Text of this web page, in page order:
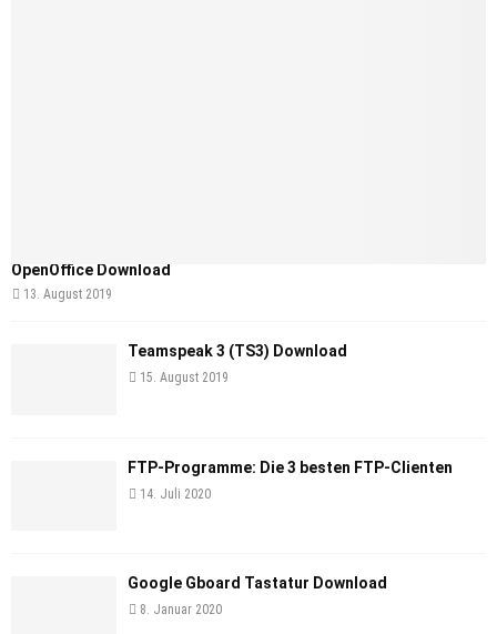
OpenOffice Download
13. August 2019
Teamspeak 3 (TS3) Download
15. August 2019
FTP-Programme: Die 3 besten FTP-Clienten
14. Juli 2020
Google Gboard Tastatur Download
8. Januar 2020